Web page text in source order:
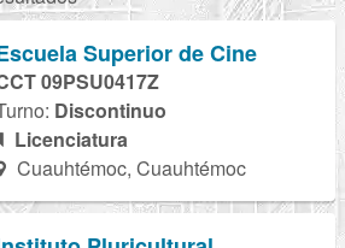
Superior de Cine
09PSU0417Z
Discontinuo
Licenciatura
Cuauhtémoc, Cuauhtémoc